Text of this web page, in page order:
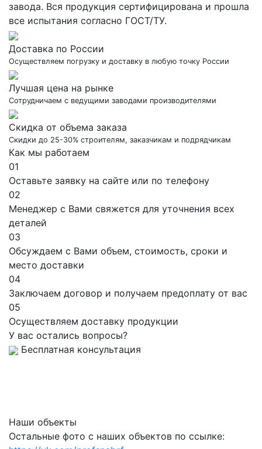
завода. Вся продукция сертифицирована и прошла
все испытания согласно ГОСТ/ТУ.
Доставка по России
Осуществляем погрузку и доставку в любую точку России
Лучшая цена на рынке
Сотрудничаем с ведущими заводами производителями
Скидка от объема заказа
Скидки до 25-30% строителям, заказчикам и подрядчикам
Как мы работаем
01
Оставьте заявку на сайте или по телефону
02
Менеджер с Вами свяжется для уточнения всех
деталей
03
Обсуждаем с Вами объем, стоимость, сроки и
место доставки
04
Заключаем договор и получаем предоплату от вас
05
Осуществляем доставку продукции
У вас остались вопросы?
Бесплатная консультация
Наши объекты
Остальные фото с наших объектов по ссылке: